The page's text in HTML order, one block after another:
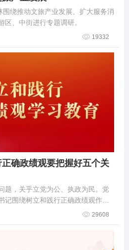
绕推动文旅产业发展、扩大服务消
区、中街进行专题调研。
19332
确政绩观要把握好五个关
题，关乎立党为公、执政为民。党
记围绕树立和践行正确政绩观作出
“政绩为谁而树、树什么样的政绩、
29608